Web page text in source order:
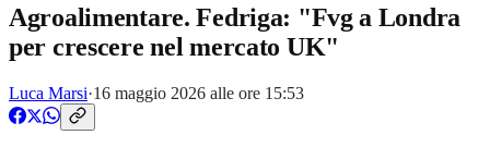
Agroalimentare. Fedriga: "Fvg a Londra
per crescere nel mercato UK"
Luca Marsi·16 maggio 2026 alle ore 15:53